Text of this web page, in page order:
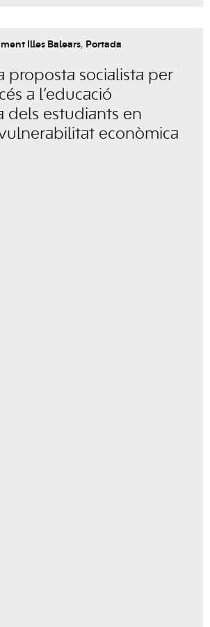
Illes Balears, Portada
proposta socialista per
a l’educació
dels estudiants en
econòmica